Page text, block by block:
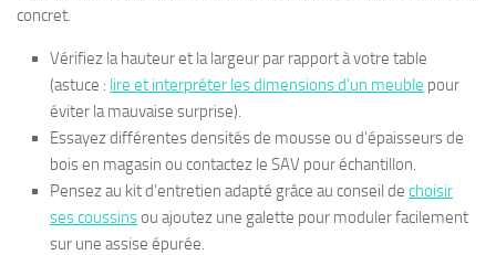
concret.
Vérifiez la hauteur et la largeur par rapport à votre table
(astuce : lire et interpréter les dimensions d’un meuble pour
éviter la mauvaise surprise).
Essayez différentes densités de mousse ou d’épaisseurs de
bois en magasin ou contactez le SAV pour échantillon.
Pensez au kit d’entretien adapté grâce au conseil de choisir
ses coussinsou ajoutez une galette pour moduler facilement
sur une assise épurée.